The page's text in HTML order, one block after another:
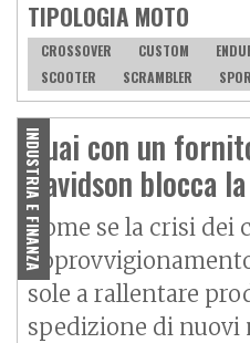
TIPOLOGIA MOTO
CROSSOVER CUSTOM
SCOOTER
SCRAMBLER
INDUSTRIA E FINANZA
Guai con un
Davidson blocca
Come se la crisi
sole a rallentare
spedizione di nuovi